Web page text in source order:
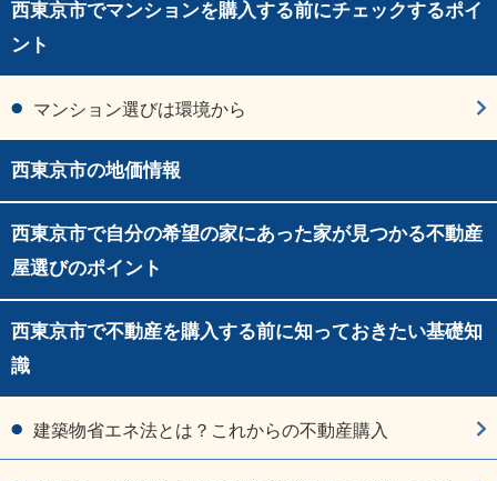
西東京市でマンションを購入する前にチェックするポイ
ント
マンション選びは環境から
西東京市の地価情報
西東京市で自分の希望の家にあった家が見つかる不動産
屋選びのポイント
西東京市で不動産を購入する前に知っておきたい基礎知
識
建築物省エネ法とは？これからの不動産購入